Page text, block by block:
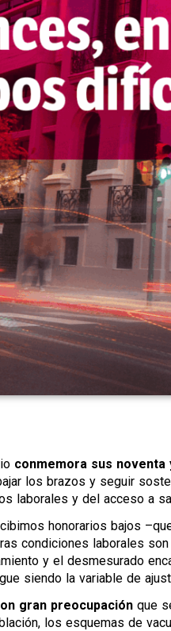
conmemora sus
los brazos y seguir
laborales y del acceso a
honorarios bajos
condiciones laborales
y el desmesurado
siendo la variable de
gran preocupación que
los esquemas de